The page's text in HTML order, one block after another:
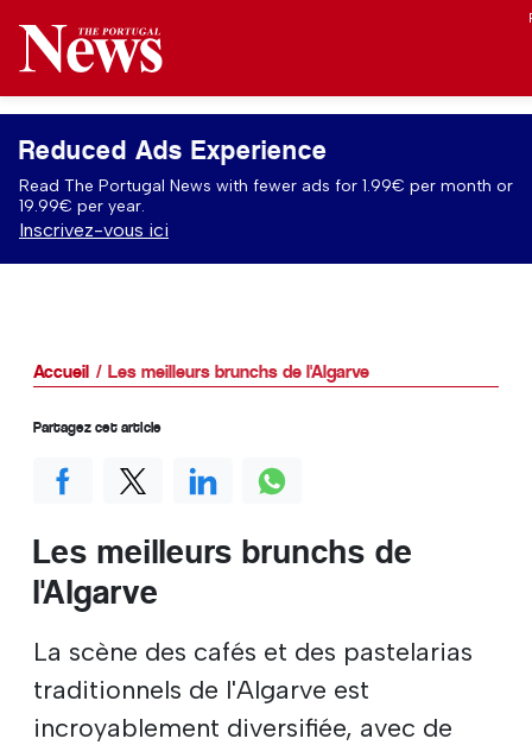
Reduced Ads Experience
Read The Portugal News with fewer ads for 1.99€ per month or
19.99€ per year.
Inscrivez-vous ici
Accueil Les meilleurs brunchs de l'Algarve
Les meilleurs brunchs de
l'Algarve
La scène des cafés et des pastelarias
traditionnels de l'Algarve est
incroyablement diversifiée, avec de
Partagez cet article